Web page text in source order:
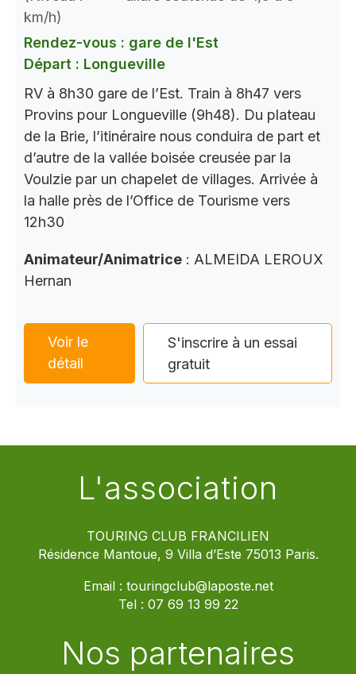
km/h)
Rendez-vous : gare de l'Est
Départ : Longueville
RV à 8h30 gare de l’Est. Train à 8h47 vers
Provins pour Longueville (9h48). Du plateau
de la Brie, l’itinéraire nous conduira de part et
d’autre de la vallée boisée creusée par la
Voulzie par un chapelet de villages. Arrivée à
la halle près de l’Office de Tourisme vers
12h30
Animateur/Animatrice : ALMEIDA LEROUX
Hernan
Voir le
détail
S'inscrire à un essai
gratuit
L'association
TOURING CLUB FRANCILIEN
Résidence Mantoue, 9 Villa d’Este 75013 Paris.
Email : touringclub@laposte.net
Tel : 07 69 13 99 22
Nos partenaires